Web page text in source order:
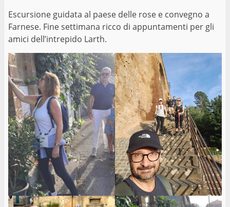
Escursione guidata al paese delle rose e convegno a
Farnese. Fine settimana ricco di appuntamenti per gli
amici dell’intrepido Larth.